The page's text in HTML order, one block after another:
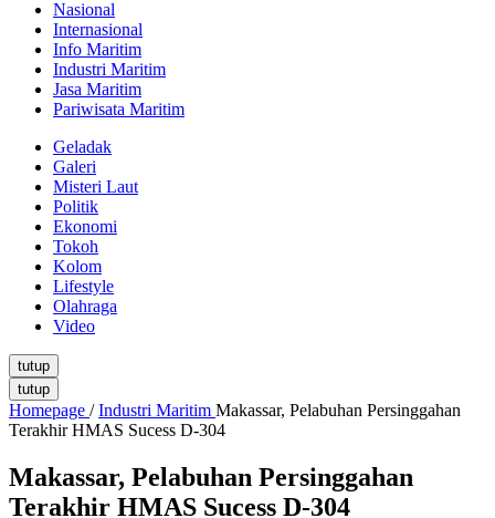
Nasional
Internasional
Info Maritim
Industri Maritim
Jasa Maritim
Pariwisata Maritim
Geladak
Galeri
Misteri Laut
Politik
Ekonomi
Tokoh
Kolom
Lifestyle
Olahraga
Video
tutup
tutup
Homepage / Industri Maritim Makassar, Pelabuhan Persinggahan
Terakhir HMAS Sucess D-304
Makassar, Pelabuhan Persinggahan
Terakhir HMAS Sucess D-304